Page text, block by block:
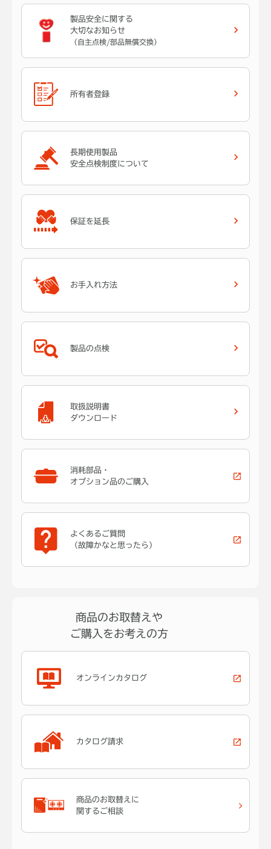
製品安全に関する
大切なお知らせ
（自主点検/部品無償交換）
所有者登録
長期使用製品
安全点検制度について
保証を延長
お手入れ方法
製品の点検
取扱説明書
ダウンロード
消耗部品・
オプション品のご購入
よくあるご質問
（故障かなと思ったら）
商品のお取替えや
ご購入をお考えの方
オンラインカタログ
カタログ請求
商品のお取替えに
関するご相談